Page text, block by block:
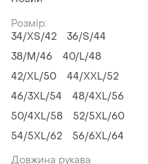
Розмір:
34/XS/42
36/S/44
38/M/46
40/L/48
42/XL/50
44/XXL/52
46/3XL/54
48/4XL/56
50/4XL/58
52/5XL/60
54/5XL/62
56/6XL/64
Довжина рукава